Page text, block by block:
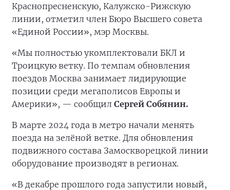
Краснопресненскую, Калужско-Рижскую
линии, отметил член Бюро Высшего совета
«Единой России», мэр Москвы.
«Мы полностью укомплектовали БКЛ и
Троицкую ветку. По темпам обновления
поездов Москва занимает лидирующие
позиции среди мегаполисов Европы и
Америки», — сообщил Сергей Собянин.
В марте 2024 года в метро начали менять
поезда на зелёной ветке. Для обновления
подвижного состава Замоскворецкой линии
оборудование производят в регионах.
«В декабре прошлого года запустили новый,